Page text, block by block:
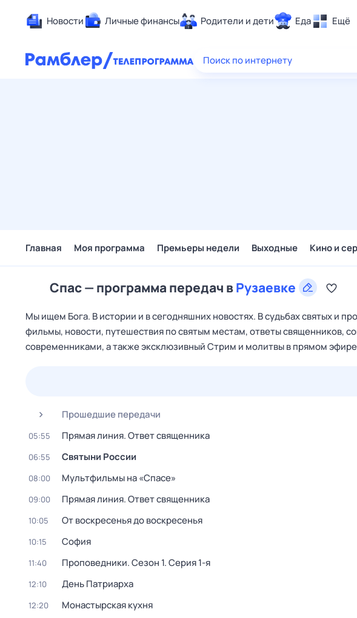
Новости Личные финансы Родители и дети Еда Ещё
Здоровье
Поиск по интернету
Главная Моя программа Премьеры недели Выходные Кино и
Спас — программа передач вРузаевке
Мы ищем Бога. В истории и в сегодняшних новостях. В судьбах святых и
фильмы, новости, путешествия по святым местам, ответы священников,
современниками, а также эксклюзивный Стрим и молитвы в прямом
Прошедшие передачи
05:55 Прямая линия. Ответ священника
06:55 Святыни России
08:00 Мультфильмы на «Спасе»
09:00 Прямая линия. Ответ священника
10:05 От воскресенья до воскресенья
10:15 София
11:40 Проповедники. Сезон 1. Серия 1-я
12:10 День Патриарха
12:20 Монастырская кухня